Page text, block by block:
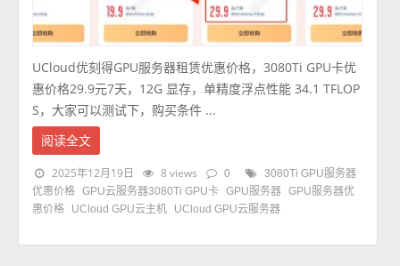
UCloud优刻得GPU服务器租赁优惠价格，3080Ti GPU卡优
惠价格29.9元7天，12G 显存，单精度浮点性能 34.1 TFLOP
S，大家可以测试下，购买条件 ...
阅读全文
2025年12月19日 8 views 0
3080Ti GPU服务器
优惠价格 GPU云服务器3080Ti GPU卡 GPU服务器 GPU服务器优
惠价格
UCloud GPU云主机 UCloud GPU云服务器